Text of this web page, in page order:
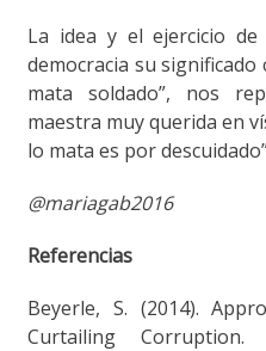
La idea y el ejercicio
democracia su significado
mata soldado”, nos
maestra muy querida en
lo mata es por
@mariagab2016
Referencias
Beyerle, S. (2014).
Curtailing